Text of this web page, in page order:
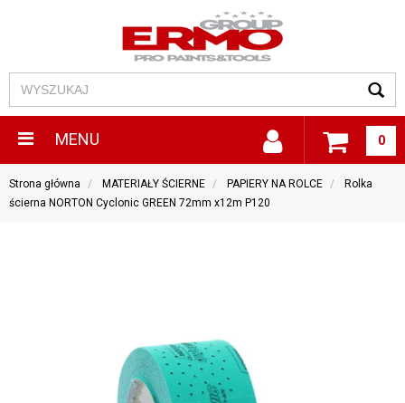
MENU 0
Strona główna MATERIAŁY ŚCIERNE PAPIERY NA ROLCE
Rolka
ścierna NORTON Cyclonic GREEN 72mm x12m P120